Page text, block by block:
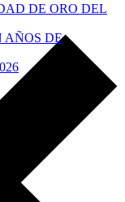
DE ORO DEL
AÑOS DE